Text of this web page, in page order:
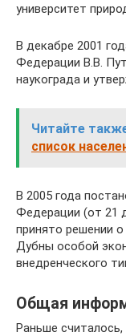
университет
В декабре 2001
Федерации В.В.
наукограда и
Читайте
список
В 2005 года
Федерации (от 21
принято решении
Дубны особой
внедренческого
Общая
Раньше